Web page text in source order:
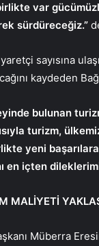
var
sürdüreceğiz.”
sayısına
kaydeden
bulunan
turizm,
yeni
en içten
MALİYETİ
Müberra